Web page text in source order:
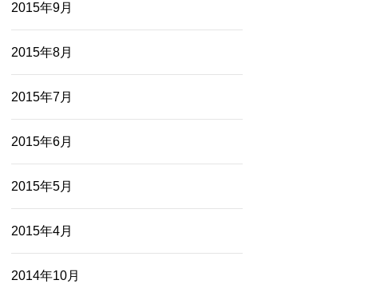
2015年9月
2015年8月
2015年7月
2015年6月
2015年5月
2015年4月
2014年10月